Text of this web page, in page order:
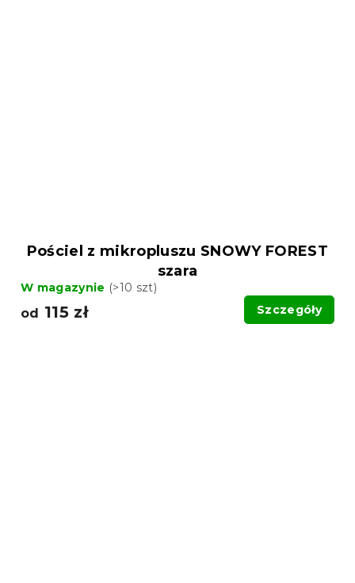
Pościel z mikropluszu SNOWY FOREST
szara
W magazynie (>10 szt)
od 115 zł Szczegóły